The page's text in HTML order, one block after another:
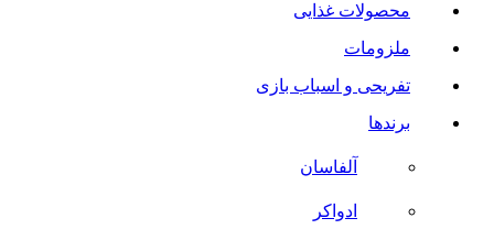
محصولات غذایی
ملزومات
تفریحی و اسباب بازی
برندها
آلفاسان
ادواکر